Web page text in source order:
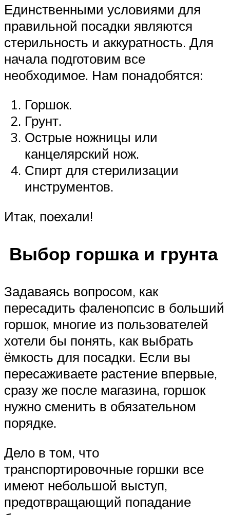
Единственными условиями для
правильной посадки являются
стерильность и аккуратность. Для
начала подготовим все
необходимое. Нам понадобятся:
Горшок.
Грунт.
Острые ножницы или
канцелярский нож.
Спирт для стерилизации
инструментов.
Итак, поехали!
Выбор горшка и грунта
Задаваясь вопросом, как
пересадить фаленопсис в больший
горшок, многие из пользователей
хотели бы понять, как выбрать
ёмкость для посадки. Если вы
пересаживаете растение впервые,
сразу же после магазина, горшок
нужно сменить в обязательном
порядке.
Дело в том, что
транспортировочные горшки все
имеют небольшой выступ,
предотвращающий попадание